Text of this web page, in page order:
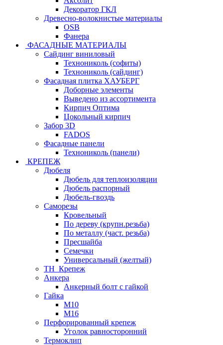
Декоратор ГКЛ
Древесно-волокнистые материалы
OSB
Фанера
ФАСАДНЫЕ МАТЕРИАЛЫ
Сайдинг виниловый
Технониколь (софиты)
Технониколь (сайдинг)
Фасадная плитка ХАУБЕРГ
Доборные элементы
Выведено из ассортимента
Кирпич Оптима
Цокольный кирпич
Забор 3D
FADOS
Фасадные панели
Технониколь (панели)
КРЕПЕЖ
Дюбеля
Дюбель для теплоизоляции
Дюбель распорный
Дюбель-гвоздь
Саморезы
Кровельный
По дереву (крупн.резьба)
По металлу (част. резьба)
Пресшайба
Семечки
Универсальный (желтый)
ТН_Крепеж
Анкера
Анкерный болт с гайкой
Гайка
М10
М16
Перфорированный крепеж
Уголок равносторонний
Термоклип